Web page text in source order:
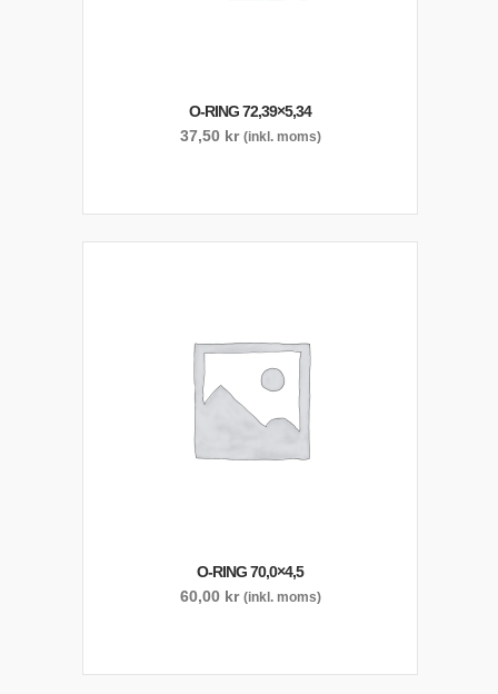
O-RING 72,39×5,34
37,50 kr (inkl. moms)
O-RING 70,0×4,5
60,00 kr (inkl. moms)